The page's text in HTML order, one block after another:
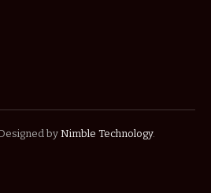
by Nimble Technology.